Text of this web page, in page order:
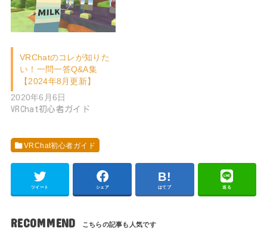
VRChatのコレが知りた
い！一問一答Q&A集
【2024年8月更新】
2020年6月6日
VRChat初心者ガイド
VRChat初心者ガイド
ツイート シェア はてブ 送る
RECOMMEND